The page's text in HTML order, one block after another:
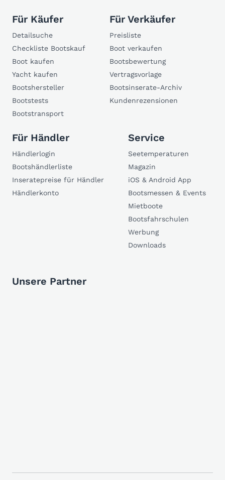
Für Käufer
Detailsuche
Checkliste Bootskauf
Boot kaufen
Yacht kaufen
Bootshersteller
Bootstests
Bootstransport
Für Verkäufer
Preisliste
Boot verkaufen
Bootsbewertung
Vertragsvorlage
Bootsinserate-Archiv
Kundenrezensionen
Für Händler
Händlerlogin
Bootshändlerliste
Inseratepreise für Händler
Händlerkonto
Service
Seetemperaturen
Magazin
iOS & Android App
Bootsmessen & Events
Mietboote
Bootsfahrschulen
Werbung
Downloads
Unsere Partner